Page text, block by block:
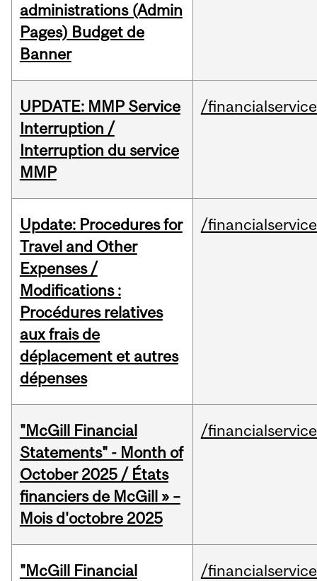
administrations (Admin
Pages) Budget de
Banner
UPDATE: MMP Service
Interruption /
Interruption du service
MMP
/
Update: Procedures for
Travel and Other
Expenses /
Modifications :
Procédures relatives
aux frais de
déplacement et autres
dépenses
/
"McGill Financial
Statements" - Month of
October 2025 / États
financiers de McGill » –
Mois d'octobre 2025
/
"McGill Financial
/